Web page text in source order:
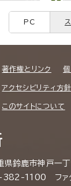
PC
著作権とリンク
アクセシビリティ方針
このサイトについて
鈴鹿市神戸一
382-1100 ファ